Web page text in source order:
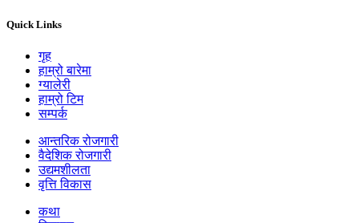
Quick Links
गृह
हाम्रो बारेमा
ग्यालेरी
हाम्रो टिम
सम्पर्क
आन्तरिक रोजगारी
वैदेशिक रोजगारी
उद्यमशीलता
वृत्ति विकास
कथा